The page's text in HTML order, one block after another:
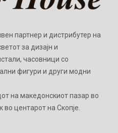
партнер и дистрибутер на
за дизајн и
часовници со
фигури и други модни
на македонскиот пазар во
центарот на Скопје.